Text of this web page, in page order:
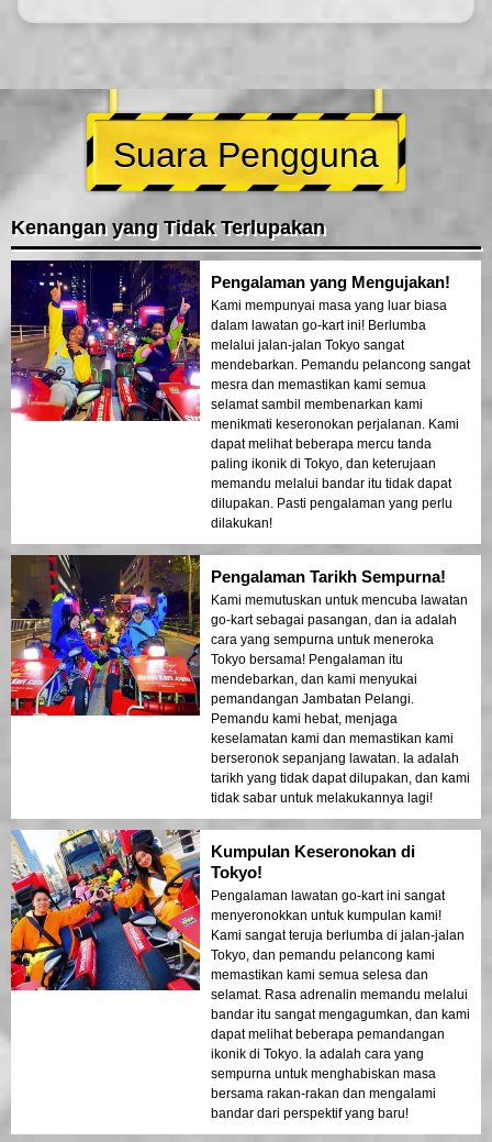
Suara Pengguna
Kenangan yang Tidak Terlupakan
Pengalaman yang Mengujakan!
Kami mempunyai masa yang luar biasa
dalam lawatan go-kart ini! Berlumba
melalui jalan-jalan Tokyo sangat
mendebarkan. Pemandu pelancong sangat
mesra dan memastikan kami semua
selamat sambil membenarkan kami
menikmati keseronokan perjalanan. Kami
dapat melihat beberapa mercu tanda
paling ikonik di Tokyo, dan keterujaan
memandu melalui bandar itu tidak dapat
dilupakan. Pasti pengalaman yang perlu
dilakukan!
Pengalaman Tarikh Sempurna!
Kami memutuskan untuk mencuba lawatan
go-kart sebagai pasangan, dan ia adalah
cara yang sempurna untuk meneroka
Tokyo bersama! Pengalaman itu
mendebarkan, dan kami menyukai
pemandangan Jambatan Pelangi.
Pemandu kami hebat, menjaga
keselamatan kami dan memastikan kami
berseronok sepanjang lawatan. Ia adalah
tarikh yang tidak dapat dilupakan, dan kami
tidak sabar untuk melakukannya lagi!
Kumpulan Keseronokan di
Tokyo!
Pengalaman lawatan go-kart ini sangat
menyeronokkan untuk kumpulan kami!
Kami sangat teruja berlumba di jalan-jalan
Tokyo, dan pemandu pelancong kami
memastikan kami semua selesa dan
selamat. Rasa adrenalin memandu melalui
bandar itu sangat mengagumkan, dan kami
dapat melihat beberapa pemandangan
ikonik di Tokyo. Ia adalah cara yang
sempurna untuk menghabiskan masa
bersama rakan-rakan dan mengalami
bandar dari perspektif yang baru!